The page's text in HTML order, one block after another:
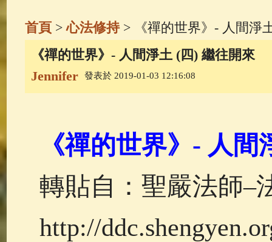
一切如來心秘密全身舍利寶篋印
生活禪(70) 釋迦牟尼佛傳
佛典故事(38) 佛說療痔(腫瘤)
首頁>心法修持> 《禪的世界》- 人間淨
《禪的世界》- 人間淨土 (四) 繼往開來
Jennifer
發表於 2019-01-03 12:16:08
《禪的世界》- 人
轉貼自：聖嚴法師–
http://